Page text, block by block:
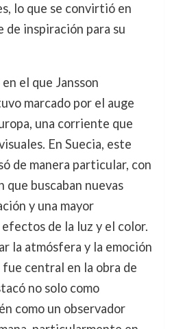
lo que se convirtió en
inspiración para su
el que Jansson
marcado por el auge
una corriente que
En Suecia, este
de manera particular, con
que buscaban nuevas
y una mayor
de la luz y el color.
la atmósfera y la emoción
central en la obra de
no solo como
como un observador